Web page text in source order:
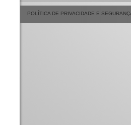
POLÍTICA DE PRIVACIDADE E